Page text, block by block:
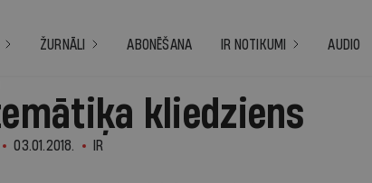
ŽURNĀLI ABONĒŠANA IR NOTIKUMI AUDIO
kliedziens
03.01.2018. IR